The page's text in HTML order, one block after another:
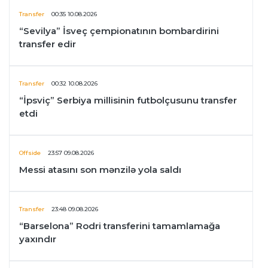
Transfer 00:35 10.08.2026
“Sevilya” İsveç çempionatının bombardirini
transfer edir
Transfer 00:32 10.08.2026
“İpsviç” Serbiya millisinin futbolçusunu transfer
etdi
Offside 23:57 09.08.2026
Messi atasını son mənzilə yola saldı
Transfer 23:48 09.08.2026
“Barselona” Rodri transferini tamamlamağa
yaxındır